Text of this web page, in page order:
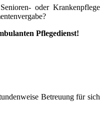
oder Krankenpflege
Pflegedienst!
Betreuung für sich